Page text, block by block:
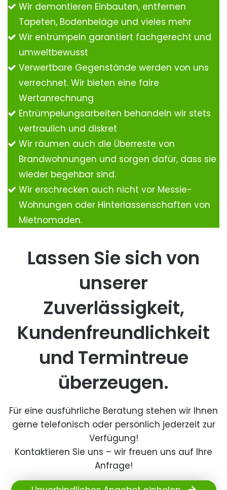
Wir demontieren Einbauten, entfernen
Tapeten, Bodenbeläge und vieles mehr
Wir entrümpeln garantiert fachgerecht und
umweltbewusst
Verwertbare Gegenstände werden von uns
verrechnet. Wir bieten eine faire
Wertanrechnung
Entrümpelungsarbeiten behandeln wir stets
vertraulich und diskret
Wir räumen auch die Überreste von
Brandwohnungen und sorgen dafür, dass sie
wieder begehbar sind.
Wir erschrecken auch nicht vor Messie-
Wohnungen oder Hinterlassenschaften von
Mietnomaden.
Lassen Sie sich von
unserer
Zuverlässigkeit,
Kundenfreundlichkeit
und Termintreue
überzeugen.
Für eine ausführliche Beratung stehen wir Ihnen
gerne telefonisch oder persönlich jederzeit zur
Verfügung!
Kontaktieren Sie uns – wir freuen uns auf Ihre
Anfrage!